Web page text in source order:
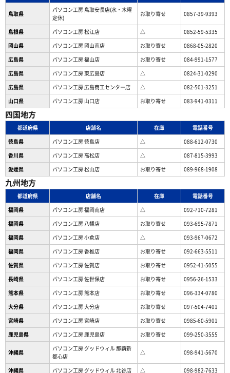
鳥取県
パソコン工房 鳥取安長店(水・木曜
定休)
お取り寄せ 0857-39-9393
島根県 パソコン工房 松江店 △
0852-59-5335
岡山県
パソコン工房 岡山南店 お取り寄せ
0868-05-2820
広島県
パソコン工房 福山店 お取り寄せ
084-991-1577
広島県
パソコン工房 東広島店 △
0824-31-0290
広島県
パソコン工房 広島商工センター店 △
082-501-3251
山口県
パソコン工房 山口店 お取り寄せ 083-941-0311
四国地方
都道府県 店舗名 在庫
電話番号
徳島県
パソコン工房 徳島店 △
088-612-0730
香川県
パソコン工房 高松店 △
087-815-3993
愛媛県
パソコン工房 松山店 お取り寄せ 089-968-1908
九州地方
都道府県 店舗名 在庫
電話番号
福岡県
パソコン工房 福岡南店 △
092-710-7281
福岡県
パソコン工房 八幡店 お取り寄せ
093-695-7871
福岡県
パソコン工房 小倉店 △
093-967-0672
福岡県
パソコン工房 香椎店 お取り寄せ
092-663-5511
佐賀県
パソコン工房 佐賀店 お取り寄せ
0952-41-5055
長崎県
パソコン工房 佐世保店 お取り寄せ
0956-26-1533
熊本県
パソコン工房 熊本店 お取り寄せ
096-334-0780
大分県
パソコン工房 大分店 お取り寄せ
097-504-7401
宮崎県
パソコン工房 宮崎店 お取り寄せ
0985-60-5901
鹿児島県
パソコン工房 鹿児島店 お取り寄せ 099-250-3555
沖縄県
パソコン工房 グッドウィル 那覇新
都心店
△ 098-941-5670
沖縄県 パソコン工房 グッドウィル 北谷店 △ 098-982-7633